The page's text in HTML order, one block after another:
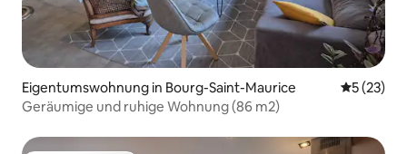
Eigentumswohnung in Bourg-Saint-Maurice
5 (23)
Geräumige und ruhige Wohnung (86 m2)